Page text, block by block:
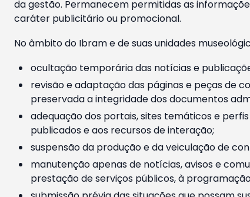
da gestão. Permanecem permitidas as
caráter publicitário ou promocional.
No âmbito do Ibram e de suas unidades
ocultação temporária das notícias e
revisão e adaptação das páginas e peças de
preservada a integridade dos documentos
adequação dos portais, sites temáticos e
publicados e aos recursos de interação;
suspensão da produção e da veiculação de
manutenção apenas de notícias, avisos e
prestação de serviços públicos, à